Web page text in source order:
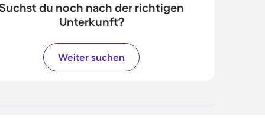
du noch nach der richtigen
Unterkunft?
Weiter suchen